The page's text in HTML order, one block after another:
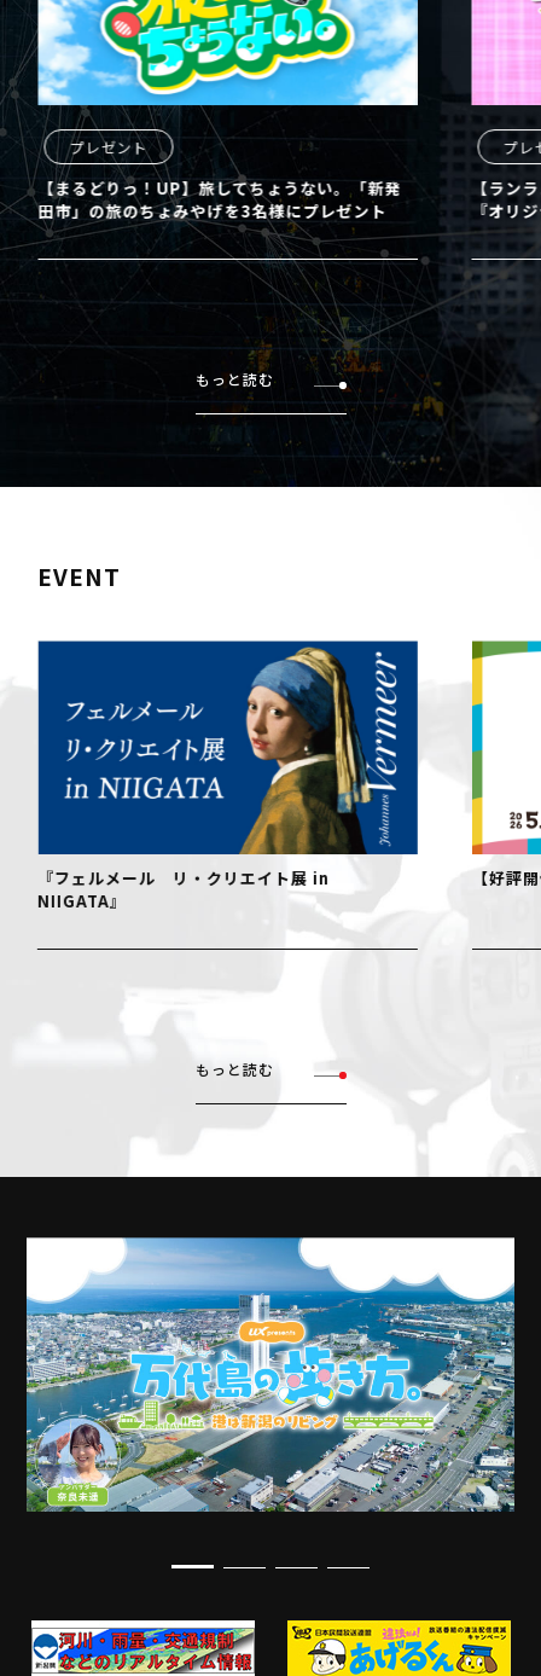
プレゼント
【ランランUX】東宝 映画クレヨンしんちゃん
『オリジナルＴシャツ』を4名様にプレゼント
プレ
【まる
田市」
もっと読む
EVENT
【好評開催中！】おでかけ！絵本ミュージアム
【好評
もっと読む